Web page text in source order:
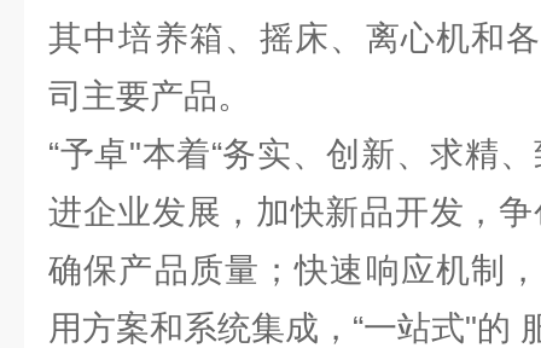
其中培养箱、摇床、离心机和
司主要产品。
“予卓"本着“务实、创新、求精
进企业发展，加快新品开发，
确保产品质量；快速响应机制
用方案和系统集成，“一站式"的